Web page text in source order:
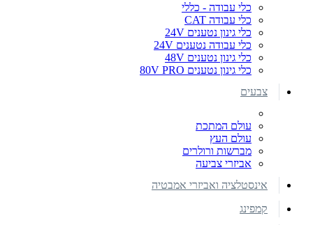
כלי עבודה - כללי
כלי עבודה CAT
כלי גינון נטענים 24V
כלי עבודה נטענים 24V
כלי גינון נטענים 48V
כלי גינון נטענים 80V PRO
צבעים
עולם המתכת
עולם העץ
מברשות ורולרים
אביזרי צביעה
אינסטלציה ואביזרי אמבטיה
קמפינג